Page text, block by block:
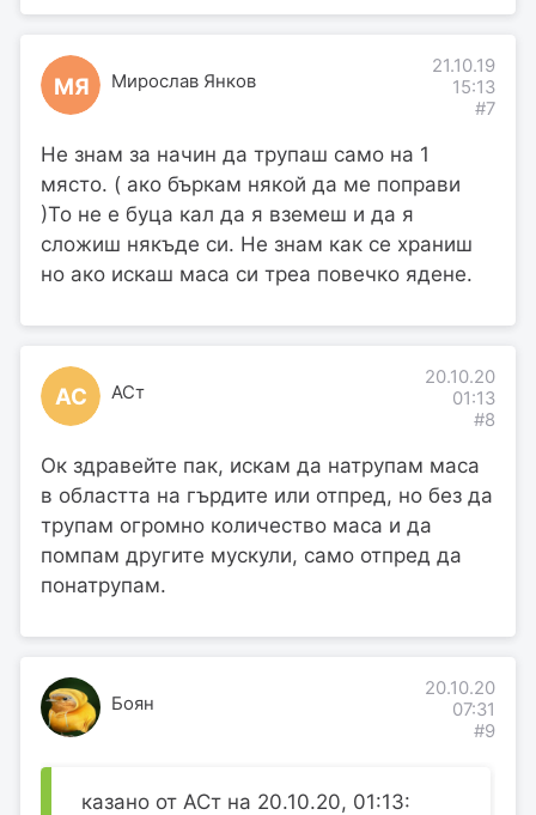
МЯ Мирослав Янков
21.10.19
15:13
#7
Не знам за начин да трупаш само на 1
място. ( ако бъркам някой да ме поправи
)То не е буца кал да я вземеш и да я
сложиш някъде си. Не знам как се храниш
но ако искаш маса си треа повечко ядене.
АС АСт
20.10.20
01:13
#8
Ок здравейте пак, искам да натрупам маса
в областта на гърдите или отпред, но без да
трупам огромно количество маса и да
помпам другите мускули, само отпред да
понатрупам.
Боян
20.10.20
07:31
#9
казано от АСт на 20.10.20, 01:13: